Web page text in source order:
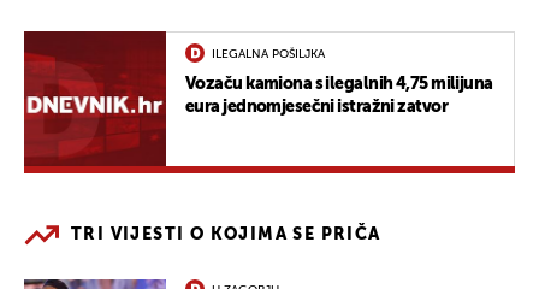
ILEGALNA POŠILJKA
Vozaču kamiona s ilegalnih 4,75 milijuna
eura jednomjesečni istražni zatvor
TRI VIJESTI O KOJIMA SE PRIČA